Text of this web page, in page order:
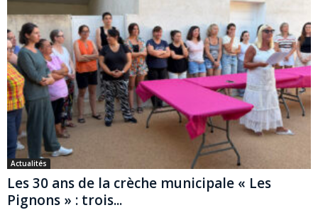
Actualités
Les 30 ans de la crèche municipale « Les
Pignons » : trois...